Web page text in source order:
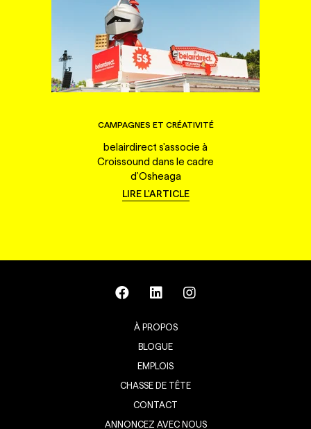
CAMPAGNES ET CRÉATIVITÉ
belairdirect s'associe à
Croissound dans le cadre
d'Osheaga
LIRE L'ARTICLE
À PROPOS
BLOGUE
EMPLOIS
CHASSE DE TÊTE
CONTACT
ANNONCEZ AVEC NOUS